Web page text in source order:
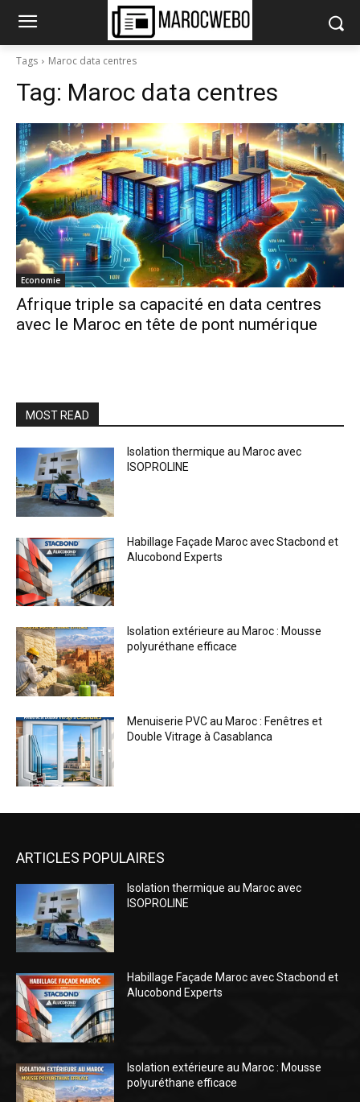
Tags Maroc data centres
Tag: Maroc data centres
Economie
Afrique triple sa capacité en data centres
avec le Maroc en tête de pont numérique
MOST READ
Isolation thermique au Maroc avec
ISOPROLINE
Habillage Façade Maroc avec Stacbond et
Alucobond Experts
Isolation extérieure au Maroc : Mousse
polyuréthane efficace
Menuiserie PVC au Maroc : Fenêtres et
Double Vitrage à Casablanca
ARTICLES POPULAIRES
Isolation thermique au Maroc avec
ISOPROLINE
Habillage Façade Maroc avec Stacbond et
Alucobond Experts
Isolation extérieure au Maroc : Mousse
polyuréthane efficace